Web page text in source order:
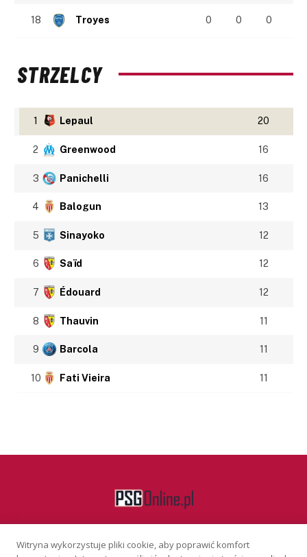
18 Troyes 0 0 0
STRZELCY
1 Lepaul 20
2 Greenwood 16
3 Panichelli 16
4 Balogun 13
5 Sinayoko 12
6 Saïd 12
7 Édouard 12
8 Thauvin 11
9 Barcola 11
10 Fati Vieira 11
Facebook
Witryna wykorzystuje pliki cookie, aby poprawić komfort